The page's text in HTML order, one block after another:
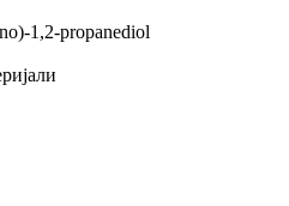
1,2-propanediol